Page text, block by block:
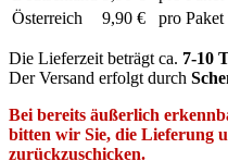
Österreich
9,90 € pro
Die Lieferzeit beträgt ca. 7-10
Der Versand erfolgt durch
Bei bereits äußerlich
bitten wir Sie, die Lieferung
zurückzuschicken.